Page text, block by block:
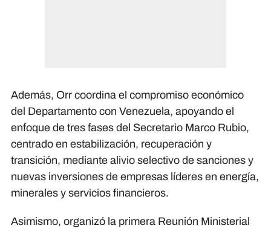
Además, Orr coordina el compromiso económico
del Departamento con Venezuela, apoyando el
enfoque de tres fases del Secretario Marco Rubio,
centrado en estabilización, recuperación y
transición, mediante alivio selectivo de sanciones y
nuevas inversiones de empresas líderes en energía,
minerales y servicios financieros.
Asimismo, organizó la primera Reunión Ministerial